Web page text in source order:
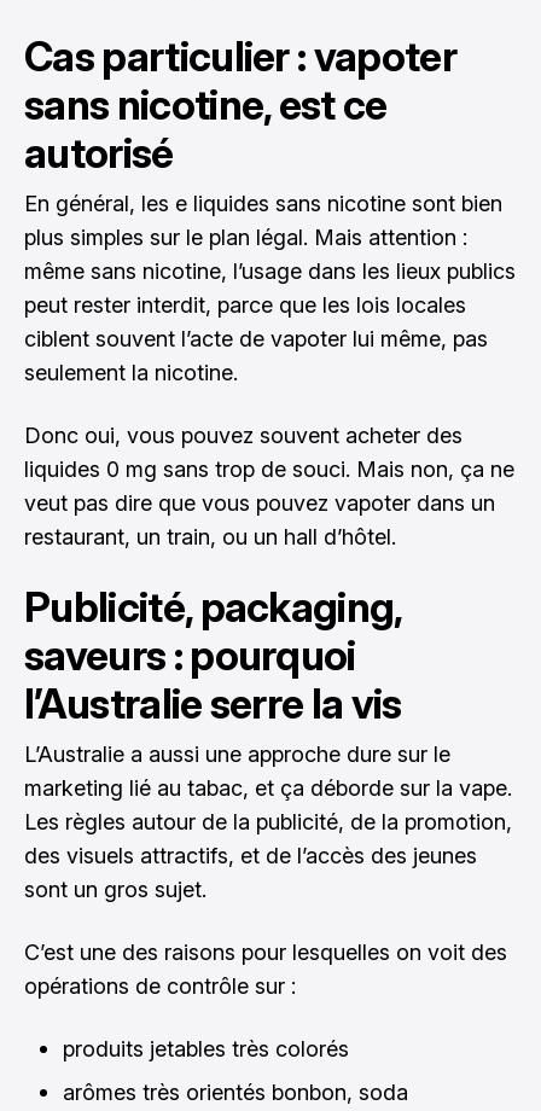
Cas particulier : vapoter
sans nicotine, est ce
autorisé
En général, les e liquides sans nicotine sont bien
plus simples sur le plan légal. Mais attention :
même sans nicotine, l’usage dans les lieux publics
peut rester interdit, parce que les lois locales
ciblent souvent l’acte de vapoter lui même, pas
seulement la nicotine.
Donc oui, vous pouvez souvent acheter des
liquides 0 mg sans trop de souci. Mais non, ça ne
veut pas dire que vous pouvez vapoter dans un
restaurant, un train, ou un hall d’hôtel.
Publicité, packaging,
saveurs : pourquoi
l’Australie serre la vis
L’Australie a aussi une approche dure sur le
marketing lié au tabac, et ça déborde sur la vape.
Les règles autour de la publicité, de la promotion,
des visuels attractifs, et de l’accès des jeunes
sont un gros sujet.
C’est une des raisons pour lesquelles on voit des
opérations de contrôle sur :
produits jetables très colorés
arômes très orientés bonbon, soda